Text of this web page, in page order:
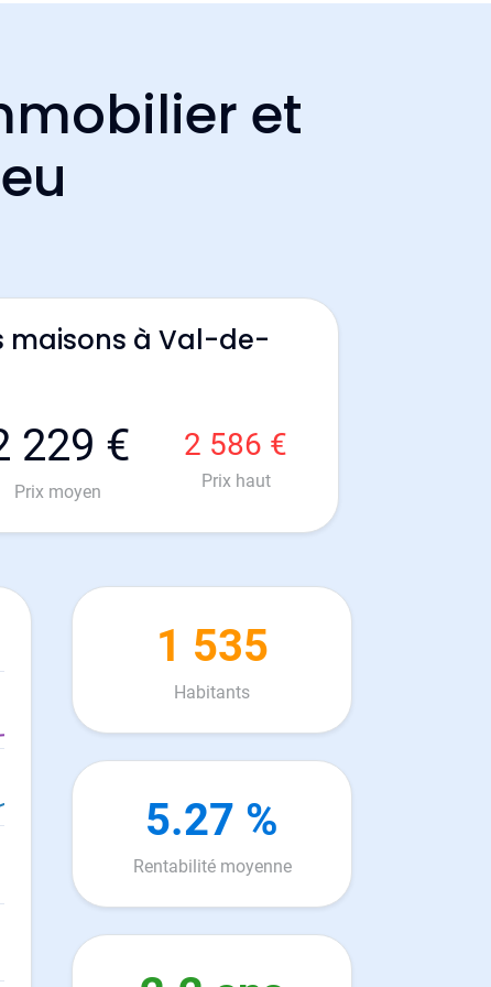
et
maisons à Val-de-
229 €
Prix moyen
2 586 €
Prix haut
1 535
Habitants
5.27 %
Rentabilité moyenne